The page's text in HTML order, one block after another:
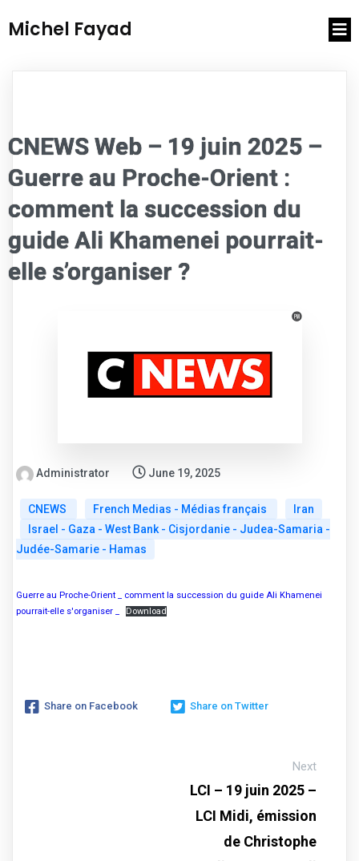
Michel Fayad
CNEWS Web – 19 juin 2025 –
Guerre au Proche-Orient :
comment la succession du
guide Ali Khamenei pourrait-
elle s’organiser ?
Administrator June 19, 2025
CNEWS French Medias - Médias français
Iran
Israel - Gaza - West Bank - Cisjordanie - Judea-Samaria -
Judée-Samarie - Hamas
Guerre au Proche-Orient _ comment la succession du guide Ali Khamenei
pourrait-elle s'organiser _
Download
Share on Facebook Share on Twitter
Next
LCI – 19 juin 2025 –
LCI Midi, émission
de Christophe